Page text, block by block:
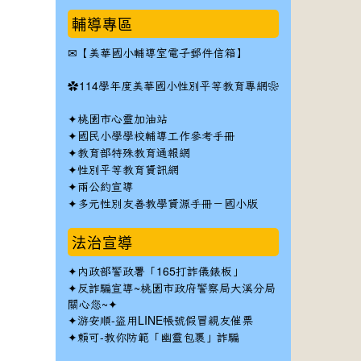
輔導專區
✉ 【美華國小輔導室電子郵件信箱】
✿114學年度美華國小性別平等教育專網❀
✦桃園市心靈加油站
✦ 國民小學學校輔導工作參考手冊
✦教育部特殊教育通報網
✦性別平等教育資訊網
✦兩公約宣導
✦ 多元性別友善教學資源手冊－國小版
法治宣導
✦ 內政部警政署「165打詐儀錶板」
✦反詐騙宣導~桃園市政府警察局大溪分局
關心您~✦
✦游安順-盜用LINE帳號假冒親友催票
✦賴可-教你防範「幽靈包裹」詐騙